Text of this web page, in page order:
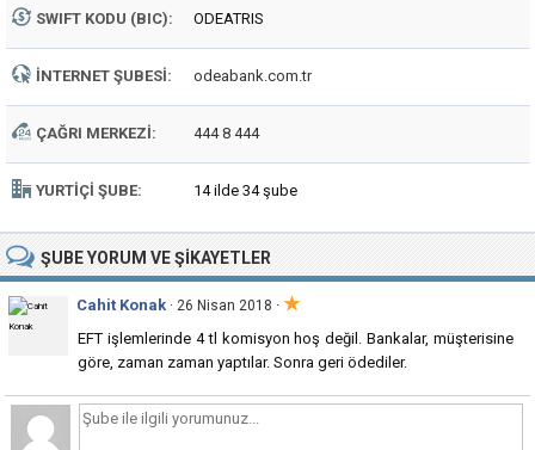
SWIFT KODU (BIC): ODEATRIS
İNTERNET ŞUBESI: odeabank.com.tr
ÇAĞRI MERKEZI: 444 8 444
YURTIÇI ŞUBE: 14 ilde 34 şube
ŞUBEYORUM VE ŞIKAYETLER
Cahit Konak · 26 Nisan 2018 · ★
EFT işlemlerinde 4 tl komisyon hoş değil. Bankalar, müşterisine
göre, zaman zaman yaptılar. Sonra geri ödediler.